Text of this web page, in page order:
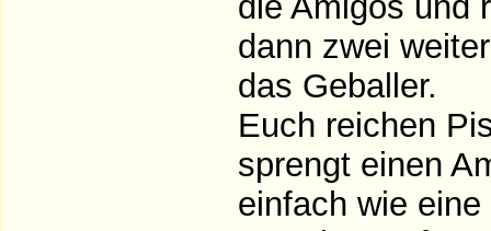
dann zwei
das Geballer.
Euch reichen
sprengt einen
einfach wie